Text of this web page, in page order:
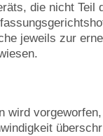
die nicht Teil
jeweils zur
wird